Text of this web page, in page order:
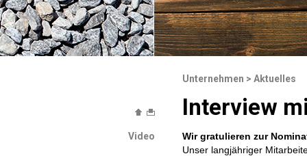
Video
Unternehmen > Aktuelles
Interview
Wir gratulieren zur
Unser langjähriger